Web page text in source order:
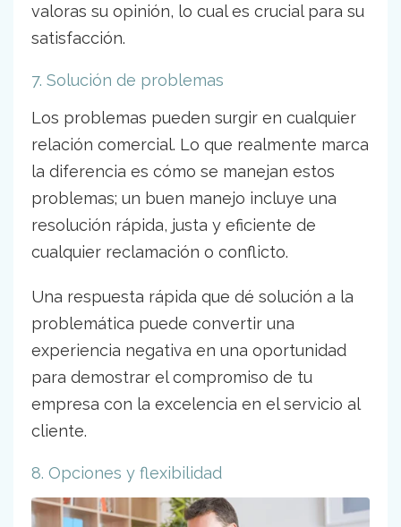
valoras su opinión, lo cual es crucial para su
satisfacción.
7. Solución de problemas
Los problemas pueden surgir en cualquier
relación comercial. Lo que realmente marca
la diferencia es cómo se manejan estos
problemas; un buen manejo incluye una
resolución rápida, justa y eficiente de
cualquier reclamación o conflicto.
Una respuesta rápida que dé solución a la
problemática puede convertir una
experiencia negativa en una oportunidad
para demostrar el compromiso de tu
empresa con la excelencia en el servicio al
cliente.
8. Opciones y flexibilidad